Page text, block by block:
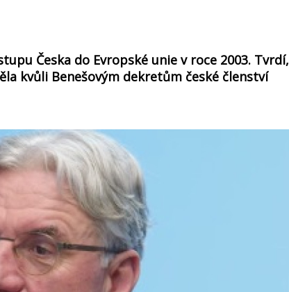
Česka do Evropské unie v roce 2003. Tvrdí,
kvůli Benešovým dekretům české členství